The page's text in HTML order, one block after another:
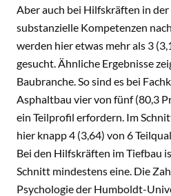
Aber auch bei Hilfskräften in
substanzielle Kompetenzen
werden hier etwas mehr als 3
gesucht. Ähnliche Ergebnisse
Baubranche. So sind es bei
Asphaltbau vier von fünf (80,3
ein Teilprofil erfordern. Im
hier knapp 4 (3,64) von 6
Bei den Hilfskräften im Tiefbau
Schnitt mindestens eine. Die
Psychologie der Humboldt-